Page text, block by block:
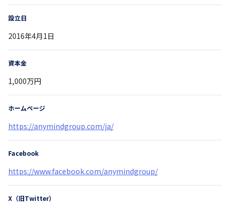
設立日
2016年4月1日
資本金
1,000万円
ホームページ
https://anymindgroup.com/ja/
Facebook
https://www.facebook.com/anymindgroup/
X（旧Twitter）